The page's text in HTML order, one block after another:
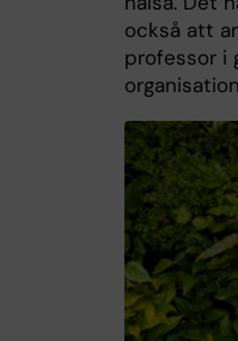
också att
professor i